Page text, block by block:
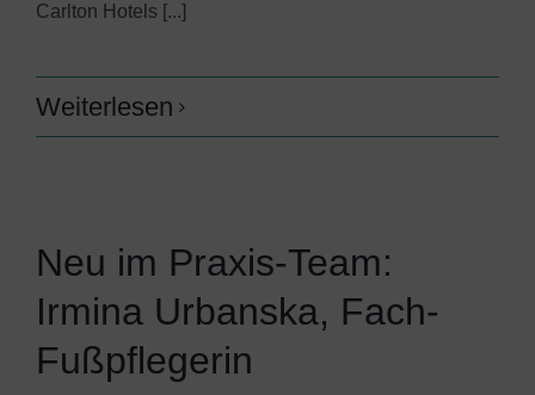
Carlton Hotels [...]
Weiterlesen
Neu im Praxis-Team:
Irmina Urbanska, Fach-
Fußpflegerin